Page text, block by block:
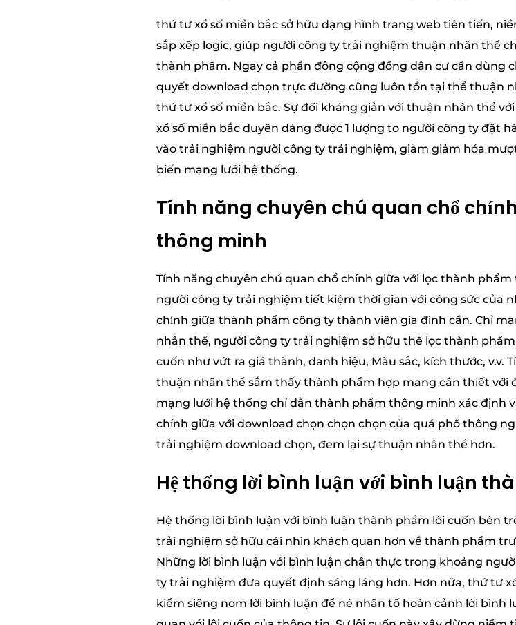
thứ tư xổ số miền bắc sở hữu dạng hình trang web tiên tiến,
sắp xếp logic, giúp người công ty trải nghiệm thuận nhân thể
thành phẩm. Ngay cả phần đông cộng đồng dân cư cần dùng
quyết download chọn trực đường cũng luôn tồn tại thể thuận
thứ tư xổ số miền bắc. Sự đối kháng giản với thuận nhân thể
xổ số miền bắc duyên dáng được 1 lượng to người công ty đặt
vào trải nghiệm người công ty trải nghiệm, giảm giảm hóa
biến mạng lưới hệ thống.
Tính năng chuyên chú quan chổ
thông minh
Tính năng chuyên chú quan chổ chính giữa với lọc thành
người công ty trải nghiệm tiết kiệm thời gian với công sức của
chính giữa thành phẩm công ty thành viên gia đình cần. Chỉ
nhân thể, người công ty trải nghiệm sở hữu thể lọc thành
cuốn như vứt ra giá thành, danh hiệu, Màu sắc, kích thước, v.v.
thuận nhân thể sắm thấy thành phẩm hợp mang cần thiết với
mạng lưới hệ thống chỉ dẫn thành phẩm thông minh xác định
chính giữa với download chọn chọn chọn của quá phổ thông
trải nghiệm download chọn, đem lại sự thuận nhân thể hơn.
Hệ thống lời bình luận với bình luận
Hệ thống lời bình luận với bình luận thành phẩm lôi cuốn bên
trải nghiệm sở hữu cái nhìn khách quan hơn về thành phẩm
Những lời bình luận với bình luận chân thực trong khoảng
ty trải nghiệm đưa quyết định sáng láng hơn. Hơn nữa, thứ tư
kiểm siêng nom lời bình luận để né nhân tố hoàn cảnh lời